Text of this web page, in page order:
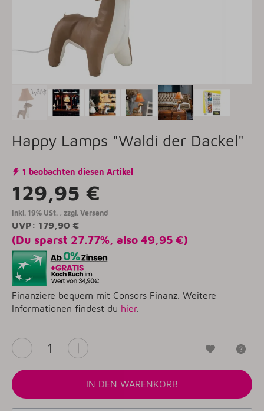
Happy Lamps "Waldi der Dackel"
1 beobachten diesen Artikel
129,95 €
inkl. 19% USt. , zzgl. Versand
UVP: 179,90 €
(Du sparst 27.77%, also 49,95 €)
Finanziere bequem mit Consors Finanz. Weitere
Informationen findest du hier.
IN DEN WARENKORB